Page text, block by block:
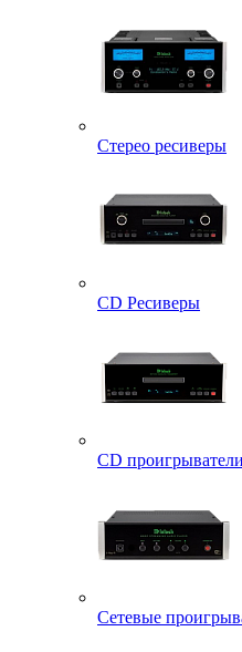
Стерео ресиверы
CD Ресиверы
CD проигрыватели
Сетевые